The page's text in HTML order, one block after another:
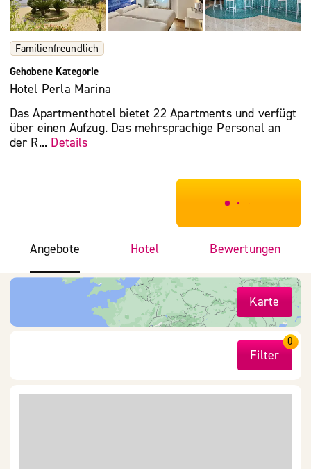
Familienfreundlich
Gehobene Kategorie
Hotel Perla Marina
Das Apartmenthotel bietet 22 Apartments und verfügt
über einen Aufzug. Das mehrsprachige Personal an
der R... Details
***************
Angebote Hotel Bewertungen
Karte
Filter
0